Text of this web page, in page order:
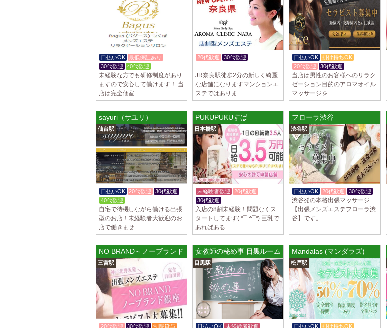
日払いOK
最低保証あり
30代歓迎
40代歓迎
未経験な方でも研修制度があり
ますので安心して働けます！ 当
店は完全個室…
20代歓迎
30代歓迎
JR奈良駅徒歩2分の新しく綺麗
な店舗になりますマンションエ
ステではありま…
日払いOK
掛け持ちOK
20代歓迎
30代歓迎
当店は男性のお客様へのリラク
ゼーション目的のアロマオイル
マッサージを…
sayuri（サユリ）
仙台駅
日払いOK 20代歓迎
30代歓迎
40代歓迎
自宅で待機しながら働ける出張
型のお店！未経験者大歓迎のお
店で働きませ…
PUKUPUKUすぱ
日本橋駅
未経験者歓迎
20代歓迎
30代歓迎
入店の8割未経験！問題なくス
タートしてます( *¯ ꒳¯*) 巨乳で
あればある…
フローラ渋谷
渋谷駅
日払いOK 20代歓迎 30代歓迎
渋谷発の本格出張マッサージ
【出張メンズエステフローラ渋
谷】です。 …
NO BRAND～ノーブランド
三宮駅
20代歓迎 30代歓迎 制服貸与
女教師の秘め事 目黒ルーム
目黒駅
日払いOK
未経験者歓迎
Mandalas (マンダラズ)
松戸駅
日払いOK
掛け持ちOK